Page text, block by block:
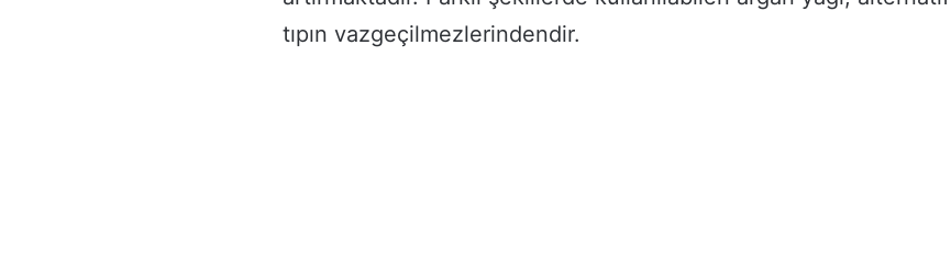
tıpın vazgeçilmezlerindendir.